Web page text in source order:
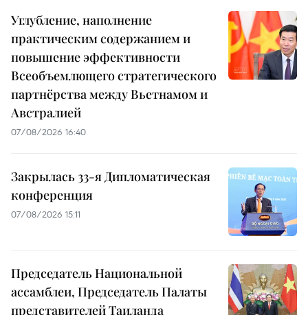
Углубление, наполнение
практическим содержанием и
повышение эффективности
Всеобъемлющего стратегического
партнёрства между Вьетнамом и
Австралией
07/08/2026 16:40
Закрылась 33-я Дипломатическая
конференция
07/08/2026 15:11
Председатель Национальной
ассамблеи, Председатель Палаты
представителей Таиланда